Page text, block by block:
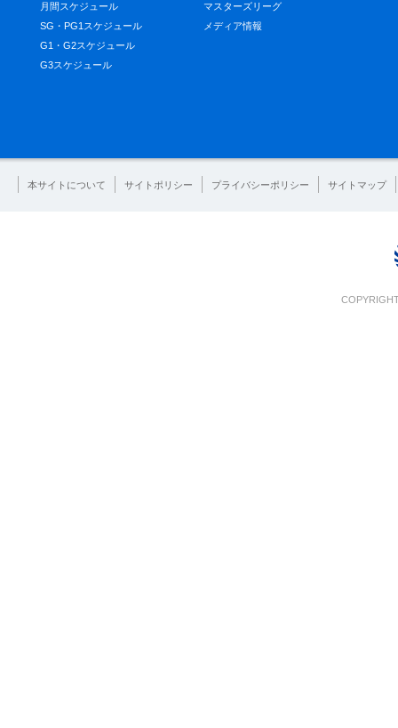
月間スケジュール
SG・PG1スケジュール
G1・G2スケジュール
G3スケジュール
マスターズリーグ
メディア情報
本サイトについて サイトポリシー プライバシーポリシー サイトマップ